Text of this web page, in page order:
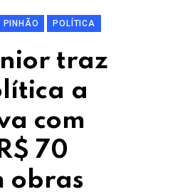
PINHÃO POLÍTICA
traz
a
com
70
obras